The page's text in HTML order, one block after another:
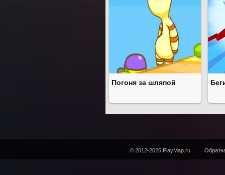
Погоня за шляпой
© 2012-2025 PlayMap.ru